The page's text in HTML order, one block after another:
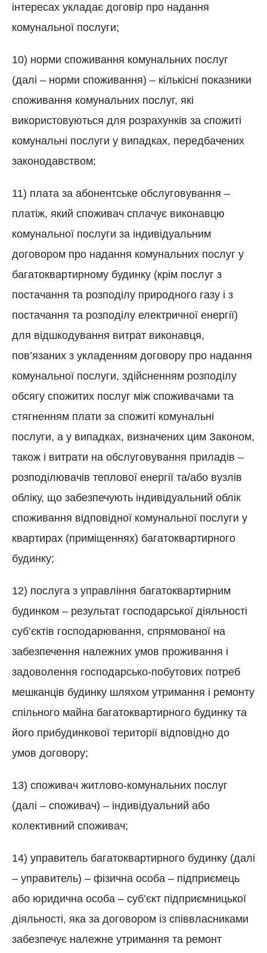
інтересах укладає договір про надання
комунальної послуги;
10) норми споживання комунальних послуг
(далі – норми споживання) – кількісні показники
споживання комунальних послуг, які
використовуються для розрахунків за спожиті
комунальні послуги у випадках, передбачених
законодавством;
11) плата за абонентське обслуговування –
платіж, який споживач сплачує виконавцю
комунальної послуги за індивідуальним
договором про надання комунальних послуг у
багатоквартирному будинку (крім послуг з
постачання та розподілу природного газу і з
постачання та розподілу електричної енергії)
для відшкодування витрат виконавця,
пов’язаних з укладенням договору про надання
комунальної послуги, здійсненням розподілу
обсягу спожитих послуг між споживачами та
стягненням плати за спожиті комунальні
послуги, а у випадках, визначених цим Законом,
також і витрати на обслуговування приладів –
розподілювачів теплової енергії та/або вузлів
обліку, що забезпечують індивідуальний облік
споживання відповідної комунальної послуги у
квартирах (приміщеннях) багатоквартирного
будинку;
12) послуга з управління багатоквартирним
будинком – результат господарської діяльності
суб’єктів господарювання, спрямованої на
забезпечення належних умов проживання і
задоволення господарсько-побутових потреб
мешканців будинку шляхом утримання і ремонту
спільного майна багатоквартирного будинку та
його прибудинкової території відповідно до
умов договору;
13) споживач житлово-комунальних послуг
(далі – споживач) – індивідуальний або
колективний споживач;
14) управитель багатоквартирного будинку (далі
– управитель) – фізична особа – підприємець
або юридична особа – суб’єкт підприємницької
діяльності, яка за договором із співвласниками
забезпечує належне утримання та ремонт